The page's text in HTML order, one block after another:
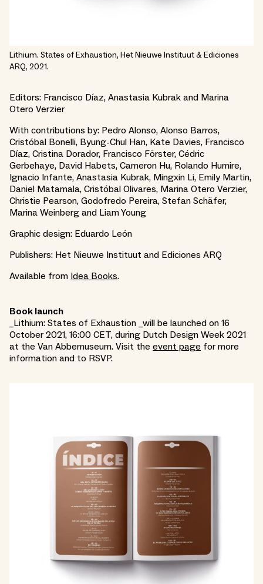
Lithium. States of Exhaustion, Het Nieuwe Instituut & Ediciones
ARQ, 2021.
Editors: Francisco Díaz, Anastasia Kubrak and Marina
Otero Verzier
With contributions by: Pedro Alonso, Alonso Barros,
Cristóbal Bonelli, Byung-Chul Han, Kate Davies, Francisco
Díaz, Cristina Dorador, Francisco Förster, Cédric
Gerbehaye, David Habets, Cameron Hu, Rolando Humire,
Ignacio Infante, Anastasia Kubrak, Mingxin Li, Emily Martin,
Daniel Matamala, Cristóbal Olivares, Marina Otero Verzier,
Christie Pearson, Godofredo Pereira, Stefan Schäfer,
Marina Weinberg and Liam Young
Graphic design: Eduardo León
Publishers: Het Nieuwe Instituut and Ediciones ARQ
Available from Idea Books.
Book launch
_Lithium: States of Exhaustion _will be launched on 16
October 2021, 16:00 CET, during Dutch Design Week 2021
at the Van Abbemuseum. Visit the event page for more
information and to RSVP.